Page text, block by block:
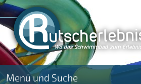
Menü und Suche